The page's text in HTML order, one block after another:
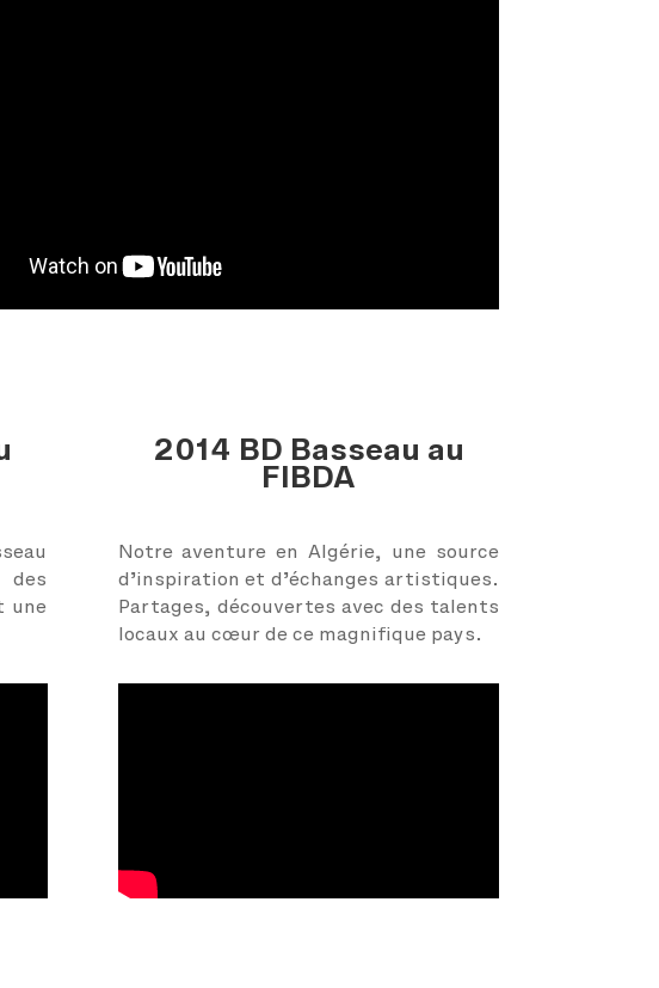
une
2014 BD Basseau au
FIBDA
Notre aventure en Algérie, une source
d’inspiration et d’échanges artistiques.
Partages, découvertes avec des talents
locaux au cœur de ce magnifique pays.